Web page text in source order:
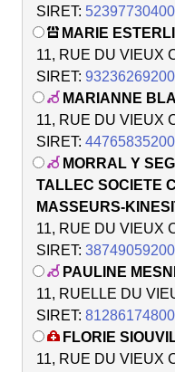
SIRET:
MARIE
11, RUE DU VIEUX
SIRET:
MARIANNE
11, RUE DU VIEUX
SIRET:
MORRAL Y
TALLEC SOCIETE
MASSEURS-
11, RUE DU VIEUX
SIRET:
PAULINE
11, RUELLE DU
SIRET:
FLORIE
11, RUE DU VIEUX